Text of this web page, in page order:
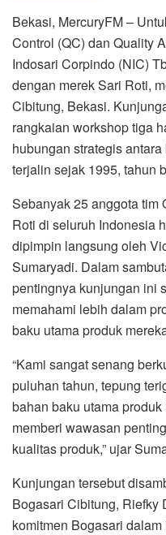
Bekasi, MercuryFM –
Control (QC) dan Quality
Indosari Corpindo (NIC)
dengan merek Sari Roti,
Cibitung, Bekasi.
rangkaian workshop tiga
hubungan strategis
terjalin sejak 1995, tahun
Sebanyak 25 anggota tim
Roti di seluruh Indonesia
dipimpin langsung oleh
Sumaryadi. Dalam
pentingnya kunjungan ini
memahami lebih dalam
baku utama produk
“Kami sangat senang
puluhan tahun, tepung
bahan baku utama
memberi wawasan
kualitas produk,” ujar
Kunjungan tersebut
Bogasari Cibitung, Riefky
komitmen Bogasari